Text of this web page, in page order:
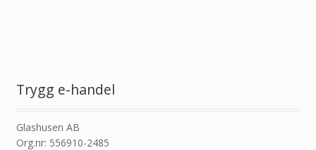
Trygg e-handel
Glashusen AB
Org.nr: 556910-2485